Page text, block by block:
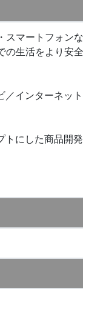
スマートフォンな
の生活をより安全
インターネット
にした商品開発